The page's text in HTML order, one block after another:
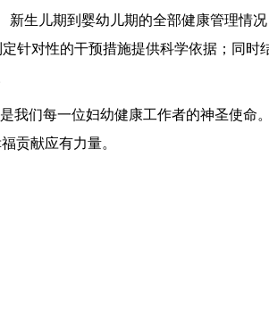
新生儿期到婴幼儿期的全部健康管理情
针对性的干预措施提供科学依据；同
们每一位妇幼健康工作者的神圣使命
贡献应有力量。